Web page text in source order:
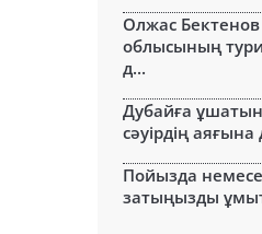
Олжас
облысының
д...
Дубайға
сәуірдің аяғына
Пойызда
затыңызды